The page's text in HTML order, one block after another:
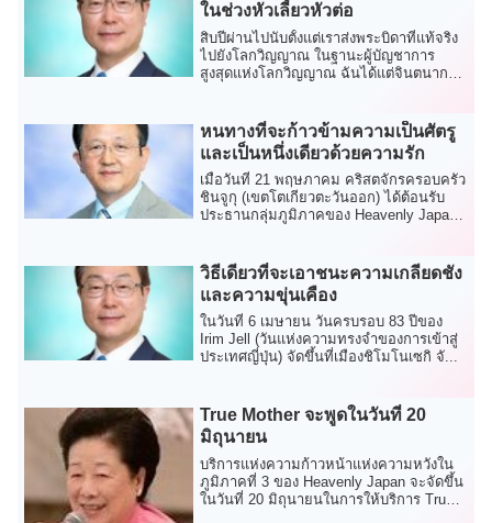
ในช่วงหัวเลี้ยวหัวต่อ
สิบปีผ่านไปนับตั้งแต่เราส่งพระบิดาที่แท้จริง
ไปยังโลกวิญญาณ ในฐานะผู้บัญชาการ
สูงสุดแห่งโลกวิญญาณ ฉันได้แต่จินตนาการ
หนทางที่จะก้าวข้ามความเป็นศัตรู
และเป็นหนึ่งเดียวด้วยความรัก
เมื่อวันที่ 21 พฤษภาคม คริสตจักรครอบครัว
ชินจูกุ (เขตโตเกียวตะวันออก) ได้ต้อนรับ
ประธานกลุ่มภูมิภาคของ Heavenly Japan
วิธีเดียวที่จะเอาชนะความเกลียดชัง
และความขุ่นเคือง
ในวันที่ 6 เมษายน วันครบรอบ 83 ปีของ
Irim Jell (วันแห่งความทรงจำของการเข้าสู่
ประเทศญี่ปุ่น) จัดขึ้นที่เมืองชิโมโนเซกิ จั...
True Mother จะพูดในวันที่ 20
มิถุนายน
บริการแห่งความก้าวหน้าแห่งความหวังใน
ภูมิภาคที่ 3 ของ Heavenly Japan จะจัดขึ้น
ในวันที่ 20 มิถุนายนในการให้บริการ True